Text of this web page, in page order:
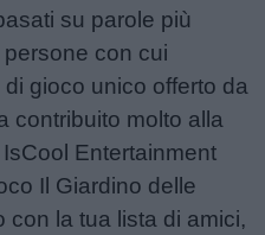
su parole più
con cui
gioco unico offerto da
contribuito molto alla
Entertainment
Il Giardino delle
con la tua lista di amici,